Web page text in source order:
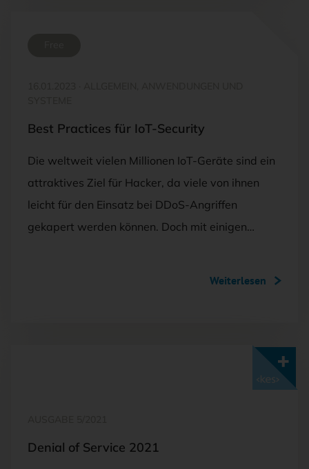
Best Practices für IoT-Security
Die weltweit vielen Millionen IoT-Geräte sind ein
attraktives Ziel für Hacker, da viele von ihnen
leicht für den Einsatz bei DDoS-Angriffen
gekapert werden können. Doch mit einigen…
Weiterlesen
Denial of Service 2021